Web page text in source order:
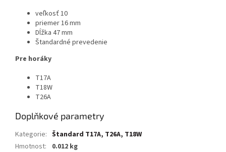
veľkosť 10
priemer 16 mm
Dĺžka 47 mm
Štandardné prevedenie
Pre horáky
T17A
T18W
T26A
Doplňkové parametry
Kategorie: Štandard T17A, T26A, T18W
Hmotnost:
0.012 kg